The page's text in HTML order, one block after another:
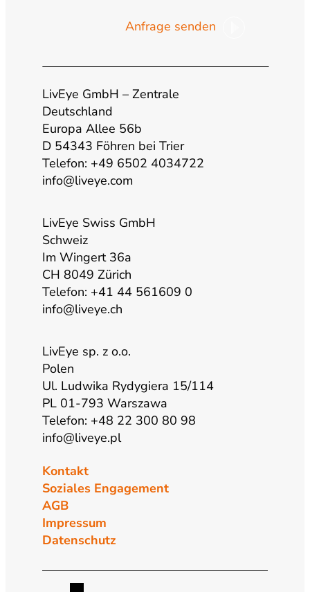
u
t
b
s
t
g
e
k
Anfrage senden
LivEye GmbH – Zentrale
Deutschland
Europa Allee 56b
D 54343 Föhren bei Trier
Telefon: +49 6502 4034722
info@liveye.com
LivEye Swiss GmbH
Schweiz
Im Wingert 36a
CH 8049 Zürich
Telefon: +41 44 561609 0
info@liveye.ch
LivEye sp. z o.o.
Polen
Ul. Ludwika Rydygiera 15/114
PL 01-793 Warszawa
Telefon: +48 22 300 80 98
info@liveye.pl
Kontakt
Soziales Engagement
AGB
Impressum
Datenschutz